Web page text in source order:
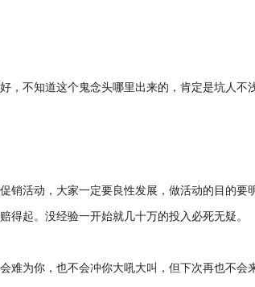
不知道这个鬼念头哪里出来的，肯定是坑人不浅
活动，大家一定要良性发展，做活动的目的要
起。没经验一开始就几十万的投入必死无疑。
为你，也不会冲你大吼大叫，但下次再也不会